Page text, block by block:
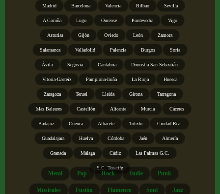
Madrid Barcelona Valencia Bilbao Sevilla
A Coruña Lugo Ourense Pontevedra Vigo
Asturias Gijón Oviedo León Zamora
Salamanca Valladolid Palencia Burgos Soria
Ávila Segovia Cantabria Donostia-San Sebastián
Vitoria-Gasteiz Pamplona-Iruña La Rioja Huesca
Zaragoza Teruel Lleida Girona Tarragona
Islas Baleares Castellón Alicante Murcia Cáceres
Badajoz Cuenca Albacete Toledo Ciudad Real
Guadalajara Huelva Córdoba Jaén Almería
Granada Málaga Cádiz Las Palmas G.C.
S.C. Tenerife
Metal Pop Rock Indie Punk
Musicales Fusión Flamenco Soul Jazz